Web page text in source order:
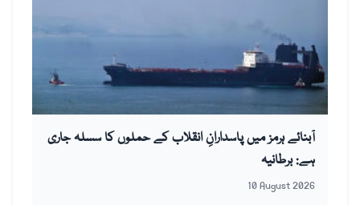
آبنائے ہرمز میں پاسدارانِ انقلاب کے حملوں کا سسلہ جاری
ہے: برطانیہ
10 August 2026